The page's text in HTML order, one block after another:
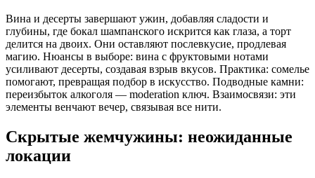
Вина и десерты завершают ужин, добавляя сладости и
глубины, где бокал шампанского искрится как глаза, а торт
делится на двоих. Они оставляют послевкусие, продлевая
магию. Нюансы в выборе: вина с фруктовыми нотами
усиливают десерты, создавая взрыв вкусов. Практика: сомелье
помогают, превращая подбор в искусство. Подводные камни:
переизбыток алкоголя — moderation ключ. Взаимосвязи: эти
элементы венчают вечер, связывая все нити.
Скрытые жемчужины: неожиданные
локации